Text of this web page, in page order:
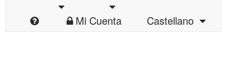
Mi Cuenta
Castellano